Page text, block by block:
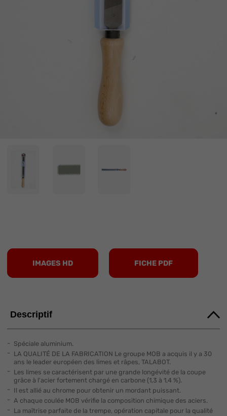
IMAGES HD FICHE PDF
Descriptif
Spéciale aluminium.
LA QUALITÉ DE LA FABRICATION Le groupe MOB a acquis il y a 30
ans le leader européen des limes et râpes, TALABOT.
Les limes se caractérisent par une grande longévité de la coupe
grâce à l'acier fortement chargé en carbone (1,3 à 1,4 %).
Il est allié au chrome pour obtenir un mordant puissant.
A chaque coulée MOB vérifie la composition chimique des aciers.
La maîtrise parfaite de la trempe, opération capitale pour la qualité